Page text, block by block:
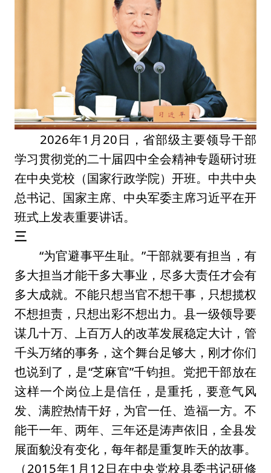
2026年1月20日，省部级主要领导干部
学习贯彻党的二十届四中全会精神专题研讨班
在中央党校（国家行政学院）开班。中共中央
总书记、国家主席、中央军委主席习近平在开
班式上发表重要讲话。
三
“为官避事平生耻。”干部就要有担当，有
多大担当才能干多大事业，尽多大责任才会有
多大成就。不能只想当官不想干事，只想揽权
不想担责，只想出彩不想出力。县一级领导要
谋几十万、上百万人的改革发展稳定大计，管
千头万绪的事务，这个舞台足够大，刚才你们
也说到了，是“芝麻官”千钧担。党把干部放在
这样一个岗位上是信任，是重托，要意气风
发、满腔热情干好，为官一任、造福一方。不
能干一年、两年、三年还是涛声依旧，全县发
展面貌没有变化，每年都是重复昨天的故事。
（2015年1月12日在中央党校县委书记研修